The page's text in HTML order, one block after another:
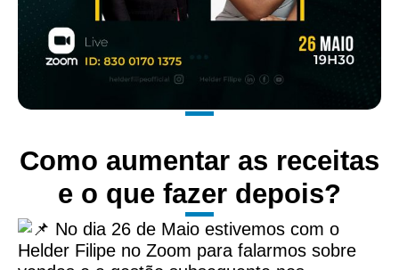
Como aumentar as receitas
e o que fazer depois?
No dia 26 de Maio estivemos com o
Helder Filipe no Zoom para falarmos sobre